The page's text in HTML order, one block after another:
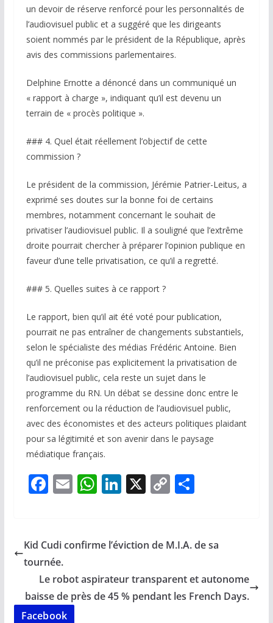
un devoir de réserve renforcé pour les personnalités de
l’audiovisuel public et a suggéré que les dirigeants
soient nommés par le président de la République, après
avis des commissions parlementaires.
Delphine Ernotte a dénoncé dans un communiqué un
« rapport à charge », indiquant qu’il est devenu un
terrain de « procès politique ».
### 4. Quel était réellement l’objectif de cette
commission ?
Le président de la commission, Jérémie Patrier-Leitus, a
exprimé ses doutes sur la bonne foi de certains
membres, notamment concernant le souhait de
privatiser l’audiovisuel public. Il a souligné que l’extrême
droite pourrait chercher à préparer l’opinion publique en
faveur d’une telle privatisation, ce qu’il a regretté.
### 5. Quelles suites à ce rapport ?
Le rapport, bien qu’il ait été voté pour publication,
pourrait ne pas entraîner de changements substantiels,
selon le spécialiste des médias Frédéric Antoine. Bien
qu’il ne préconise pas explicitement la privatisation de
l’audiovisuel public, cela reste un sujet dans le
programme du RN. Un débat se dessine donc entre le
renforcement ou la réduction de l’audiovisuel public,
avec des économistes et des acteurs politiques plaidant
pour sa légitimité et son avenir dans le paysage
médiatique français.
F
b
o
o
k
E
l
W
s
p
p
Li
e
n
X C
y
n
k
P
g
Kid Cudi confirme l’éviction de M.I.A. de sa
tournée.
Le robot aspirateur transparent et autonome
baisse de près de 45 % pendant les French Days.
Facebook